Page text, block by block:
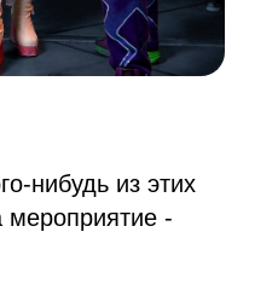
нибудь из этих
мероприятие -